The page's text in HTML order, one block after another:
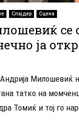
Слајдер Сцена
се
ја
Милошевиќ
татко на
Томиќ и тој го